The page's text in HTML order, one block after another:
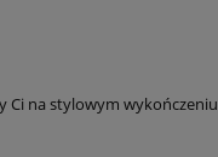
Ci na stylowym wykończeniu